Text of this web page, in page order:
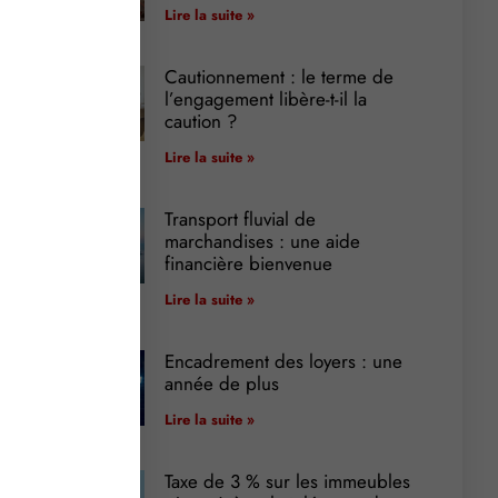
Lire la suite »
Cautionnement : le terme de
l’engagement libère-t-il la
caution ?
Lire la suite »
Transport fluvial de
marchandises : une aide
financière bienvenue
Lire la suite »
Encadrement des loyers : une
année de plus
Lire la suite »
Taxe de 3 % sur les immeubles